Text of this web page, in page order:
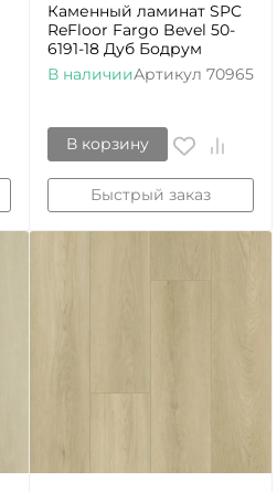
Каменный ламинат SPC
ReFloor Fargo Bevel 50-
6191-18 Дуб Бодрум
В наличииАртикул 70965
В корзину
Быстрый заказ